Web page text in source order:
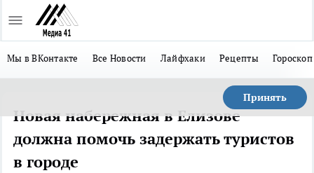
Мы в ВКонтакте Все Новости Лайфхаки Рецепты Гороскоп
Принять
Новая набережная в Елизове
должна помочь задержать туристов
в городе